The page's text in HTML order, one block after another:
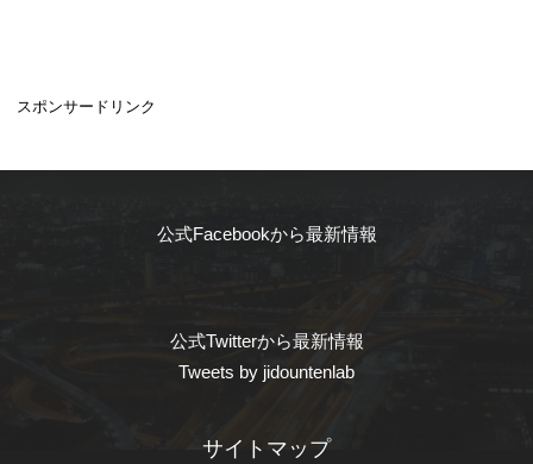
スポンサードリンク
公式Facebookから最新情報
公式Twitterから最新情報
Tweets by jidountenlab
サイトマップ